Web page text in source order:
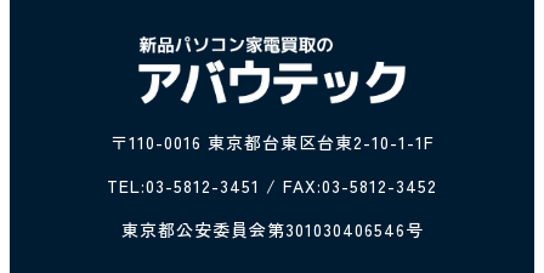
〒110-0016 東京都台東区台東2-10-1-1F
TEL:03-5812-3451 / FAX:03-5812-3452
東京都公安委員会第301030406546号